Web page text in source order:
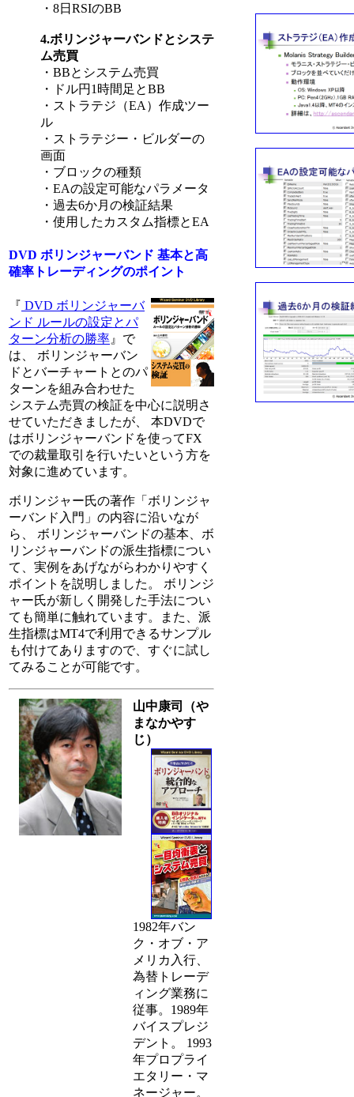
・8日RSIのBB
4.ボリンジャーバンドとシステ
ム売買
・BBとシステム売買
・ドル円1時間足とBB
・ストラテジ（EA）作成ツー
ル
・ストラテジー・ビルダーの
画面
・ブロックの種類
・EAの設定可能なパラメータ
・過去6か月の検証結果
・使用したカスタム指標とEA
DVD ボリンジャーバンド 基本と高
確率トレーディングのポイント
『 DVD ボリンジャーバ
ンド ルールの設定とパ
ターン分析の勝率 』で
は、 ボリンジャーバン
ドとバーチャートとのパ
ターンを組み合わせた
システム売買の検証を中心に説明さ
せていただきましたが、 本DVDで
はボリンジャーバンドを使ってFX
での裁量取引を行いたいという方を
対象に進めています。
ボリンジャー氏の著作「ボリンジャ
ーバンド入門」の内容に沿いなが
ら、 ボリンジャーバンドの基本、ボ
リンジャーバンドの派生指標につい
て、実例をあげながらわかりやすく
ポイントを説明しました。 ボリンジ
ャー氏が新しく開発した手法につい
ても簡単に触れています。また、派
生指標はMT4で利用できるサンプル
も付けてありますので、すぐに試し
てみることが可能です。
山中康司（や
まなかやす
じ）
1982年バン
ク・オブ・ア
メリカ入行、
為替トレーデ
ィング業務に
従事。1989年
バイスプレジ
デント。 1993
年プロプライ
エタリー・マ
ネージャー。